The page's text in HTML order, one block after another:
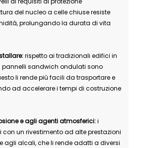
del nucleo a celle chiuse resiste
prolungando la durata di vita
rispetto ai tradizionali edifici in
pannelli sandwich ondulati sono
li rende più facili da trasportare e
ad accelerare i tempi di costruzione
e agli agenti atmosferici:i
un rivestimento ad alte prestazioni
agli alcali, che li rende adatti a diversi